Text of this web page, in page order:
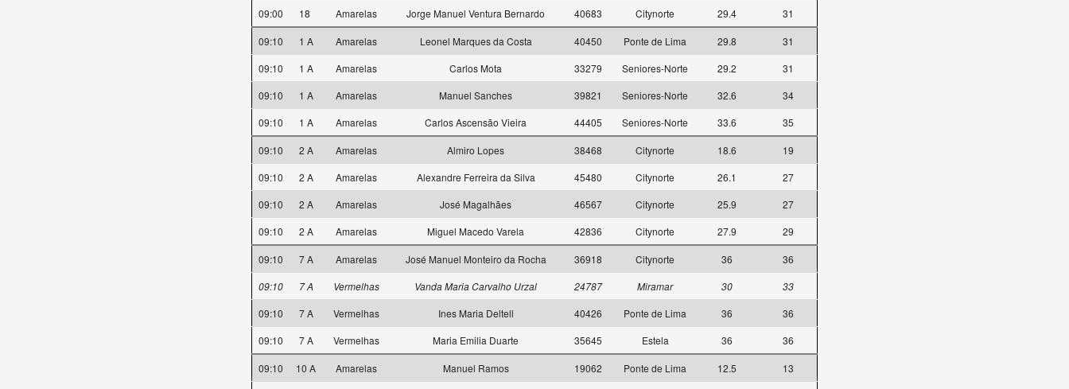
09:00
18 Amarelas Jorge Manuel Ventura Bernardo 40683 Citynorte 29.4 31
09:10 1 A Amarelas Leonel Marques da Costa 40450 Ponte de Lima 29.8
31
09:10
1 A Amarelas Carlos Mota 33279 Seniores-Norte 29.2
31
09:10
1 A Amarelas Manuel Sanches 39821 Seniores-Norte 32.6
34
09:10
1 A Amarelas Carlos Ascensão Vieira 44405 Seniores-Norte 33.6 35
09:10 2 A Amarelas Almiro Lopes 38468 Citynorte 18.6
19
09:10
2 A Amarelas Alexandre Ferreira da Silva 45480 Citynorte 26.1
27
09:10
2 A Amarelas José Magalhães 46567 Citynorte 25.9
27
09:10
2 A Amarelas Miguel Macedo Varela 42836 Citynorte 27.9 29
09:10 7 A Amarelas José Manuel Monteiro da Rocha 36918 Citynorte 36
36
09:10
7 A Vermelhas Vanda Maria Carvalho Urzal 24787 Miramar 30
33
09:10
7 A Vermelhas Ines Maria Deltell 40426 Ponte de Lima 36
36
09:10
7 A Vermelhas Maria Emilia Duarte 35645 Estela 36 36
09:10 10 A Amarelas Manuel Ramos 19062 Ponte de Lima 12.5
13